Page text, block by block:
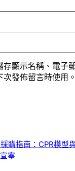
存顯示名稱、電子
發佈留言時使用。
購指南：CPR模型
寧